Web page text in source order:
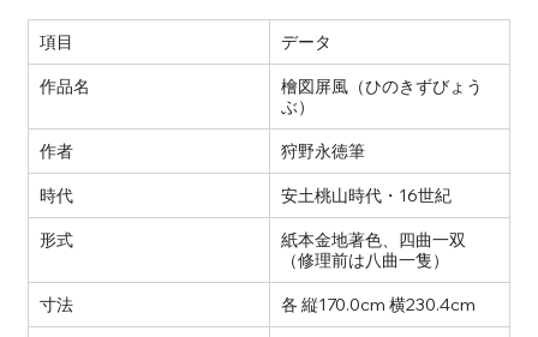
項目 データ
作品名
檜図屏風（ひのきずびょう
ぶ）
作者 狩野永徳筆
時代 安土桃山時代・16世紀
形式
紙本金地著色、四曲一双
（修理前は八曲一隻）
寸法 各 縦170.0cm 横230.4cm